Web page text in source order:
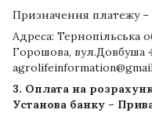
Призначення платежу –
Адреса: Тернопільська
Горошова, вул.Довбуша
3. Оплата на
Установа банку –